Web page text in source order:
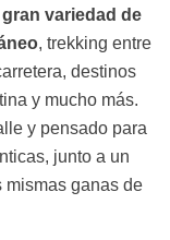
gran variedad de
, trekking entre
destinos
y mucho más.
y pensado para
junto a un
mismas ganas de